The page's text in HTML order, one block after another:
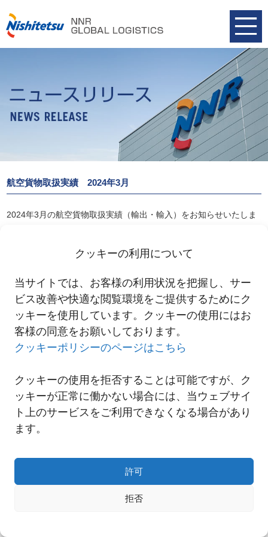
クッキーの利用について
当サイトでは、お客様の利用状況を把握し、サー
ビス改善や快適な閲覧環境をご提供するためにク
ッキーを使用しています。クッキーの使用にはお
客様の同意をお願いしております。
クッキーポリシーのページはこちら
クッキーの使用を拒否することは可能ですが、ク
ッキーが正常に働かない場合には、当ウェブサイ
ト上のサービスをご利用できなくなる場合があり
ます。
許可
拒否
航空貨物取扱実績 2024年3月
2024年3月の航空貨物取扱実績（輸出・輸入）をお知らせいたしま
一覧へ
Copyright© NNR GLOBAL LOGISTICS A Div.of Nishi-Nippon Railroad Co.,Ltd.